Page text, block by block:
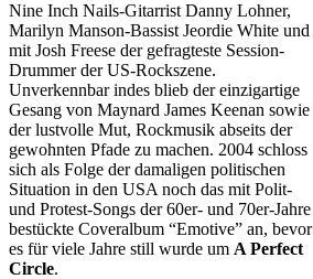
Nine Inch Nails-Gitarrist Danny Lohner,
Marilyn Manson-Bassist Jeordie White und
mit Josh Freese der gefragteste Session-
Drummer der US-Rockszene.
Unverkennbar indes blieb der einzigartige
Gesang von Maynard James Keenan sowie
der lustvolle Mut, Rockmusik abseits der
gewohnten Pfade zu machen. 2004 schloss
sich als Folge der damaligen politischen
Situation in den USA noch das mit Polit-
und Protest-Songs der 60er- und 70er-Jahre
bestückte Coveralbum “Emotive” an, bevor
es für viele Jahre still wurde um A Perfect
Circle.